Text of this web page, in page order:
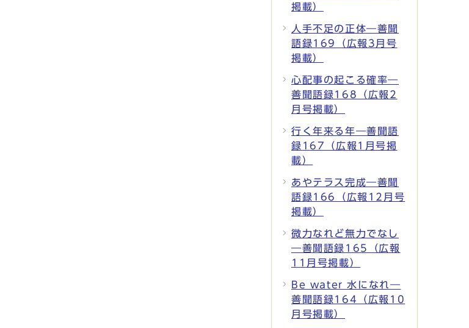
掲載）
人手不足の正体―善聞
語録169（広報3月号
掲載）
心配事の起こる確率―
善聞語録168（広報2
月号掲載）
行く年来る年―善聞語
録167（広報1月号掲
載）
あやテラス完成―善聞
語録166（広報12月号
掲載）
微力なれど無力でなし
―善聞語録165（広報
11月号掲載）
Be water 水になれ―
善聞語録164（広報10
月号掲載）